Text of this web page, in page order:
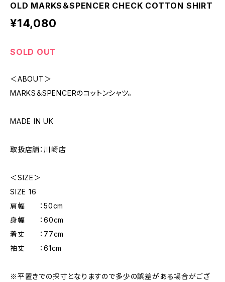
OLD MARKS＆SPENCER CHECK COTTON SHIRT
¥14,080
SOLD OUT
＜ABOUT＞
MARKS＆SPENCERのコットンシャツ。
MADE IN UK
取扱店舗：川崎店
＜SIZE＞
SIZE 16
肩幅 ：50cm
身幅 ：60cm
着丈 ：77cm
袖丈 ：61cm
※平置きでの採寸となりますので多少の誤差がある場合がござ